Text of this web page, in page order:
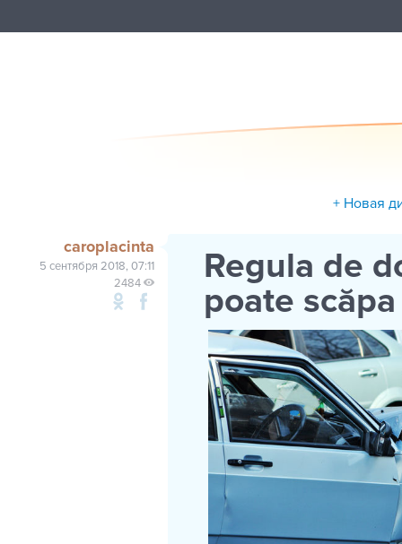
+ Новая
caroplacinta
5 сентября 2018, 07:11
2484
Regula de
poate